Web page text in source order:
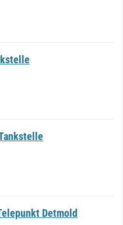
Detmold